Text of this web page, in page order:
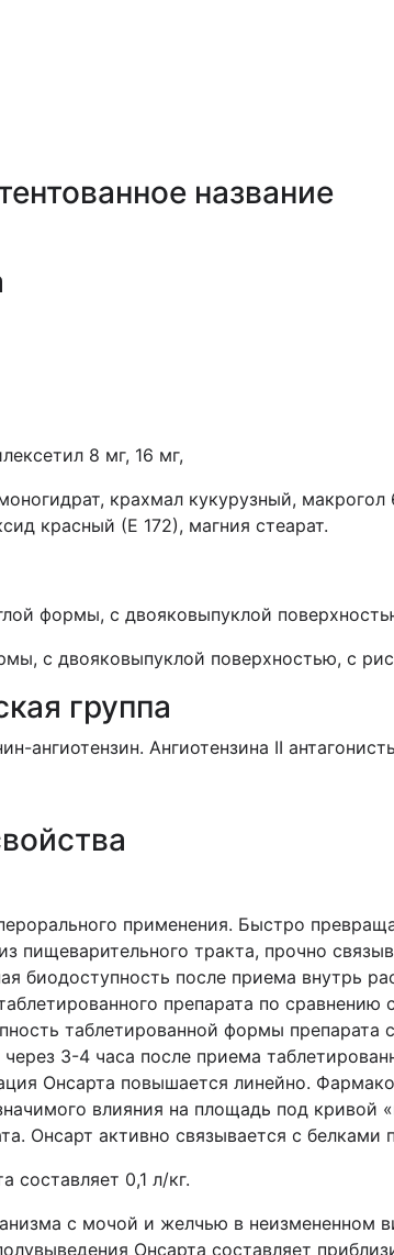
название
8 мг, 16 мг,
крахмал кукурузный,
красный (Е 172), магния стеарат.
формы, с двояковыпуклой
с двояковыпуклой поверхностью, с
группа
ангиотензин. Ангиотензина II
применения. Быстро
пищеварительного тракта, прочно
биодоступность после приема внутрь
препарата по
таблетированной формы препарата
3-4 часа после приема
Онсарта повышается линейно.
влияния на площадь под кривой
Онсарт активно связывается с белками
составляет 0,1 л/кг.
с мочой и желчью в неизмененном
Онсарта составляет